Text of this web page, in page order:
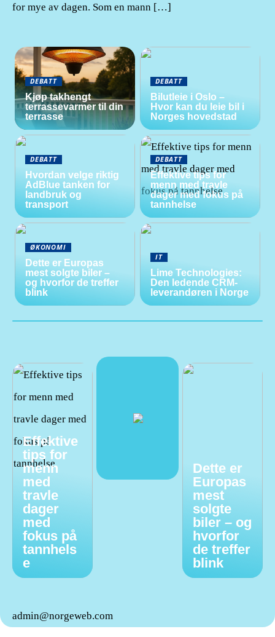
for mye av dagen. Som en mann […]
DEBATT
Kjøp takhengt
terrassevarmer til din
terrasse
DEBATT
Bilutleie i Oslo –
Hvor kan du leie bil i
Norges hovedstad
DEBATT
Hvordan velge riktig
AdBlue tanken for
landbruk og
transport
DEBATT
Effektive tips for
menn med travle
dager med fokus på
tannhelse
ØKONOMI
Dette er Europas
mest solgte biler –
og hvorfor de treffer
blink
IT
Lime Technologies:
Den ledende CRM-
leverandøren i Norge
Effektive
tips for
menn
med
travle
dager
med
fokus på
tannhels
e
Dette er
Europas
mest
solgte
biler – og
hvorfor
de treffer
blink
admin@norgeweb.com